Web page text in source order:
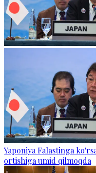
Yaponiya Falastinga
ortishiga umid qilmoqda